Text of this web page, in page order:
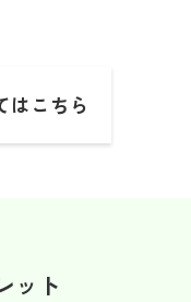
はこちら
ット